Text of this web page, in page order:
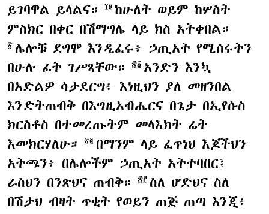
ይገባዋል ይላልና።
፲፱ ከሁለት ወይም ከሦስት
ምስክር በቀር በሽማግሌ ላይ ክስ አትቀበል።
፳ ሌሎቹ ደግሞ እንዲፈሩ፥ ኃጢአት የሚሰሩትን
በሁሉ ፊት ገሥጻቸው።
፳፩ አንድን እንኳ
በአድልዎ ሳታደርግ፥ እነዚህን ያለ መዘንበል
እንድትጠብቅ በእግዚአብሔርና በጌታ በኢየሱስ
ክርስቶስ በተመረጡትም መላእክት ፊት
እመክርሃለሁ።
፳፪ በማንም ላይ ፈጥነህ እጆችህን
አትጫን፥ በሌሎችም ኃጢአት አትተባበር፤
ራስህን በንጽህና ጠብቅ።
፳፫ ስለ ሆድህና ስለ
በሽታህ ብዛት ጥቂት የወይን ጠጅ ጠጣ እንጂ፥